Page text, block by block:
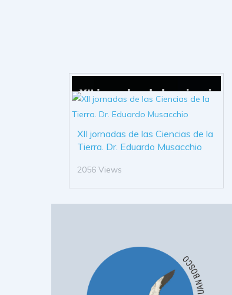
XII jornadas de las Ciencias de la
Tierra. Dr. Eduardo Musacchio
2056 Views